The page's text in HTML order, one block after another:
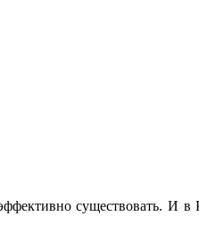
существовать. И